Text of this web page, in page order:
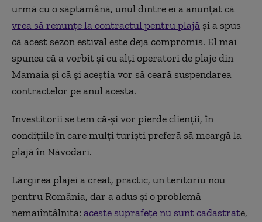
urmă cu o săptămână, unul dintre ei a anunțat că
vrea să renunțe la contractul pentru plajă și a spus
că acest sezon estival este deja compromis. El mai
spunea că a vorbit și cu alți operatori de plaje din
Mamaia și că și aceștia vor să ceară suspendarea
contractelor pe anul acesta.
Investitorii se tem că-și vor pierde clienții, în
condițiile în care mulți turiști preferă să meargă la
plajă în Năvodari.
Lărgirea plajei a creat, practic, un teritoriu nou
pentru România, dar a adus și o problemă
nemaiîntâlnită: aceste suprafețe nu sunt cadastrate,